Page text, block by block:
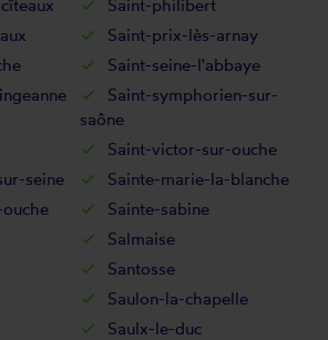
Saint-philibert
Saint-prix-lès-arnay
Saint-seine-l'abbaye
Saint-symphorien-sur-
saône
Saint-victor-sur-ouche
seine
Sainte-marie-la-blanche
Sainte-sabine
Salmaise
Santosse
Saulon-la-chapelle
Saulx-le-duc